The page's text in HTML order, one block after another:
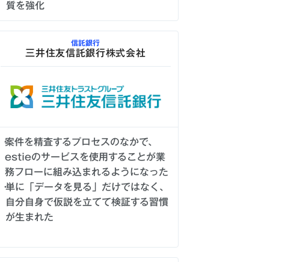
質を強化
信託銀行
三井住友信託銀行株式会社
案件を精査するプロセスのなかで、
estieのサービスを使用することが業
務フローに組み込まれるようになった
単に「データを見る」だけではなく、
自分自身で仮説を立てて検証する習慣
が生まれた